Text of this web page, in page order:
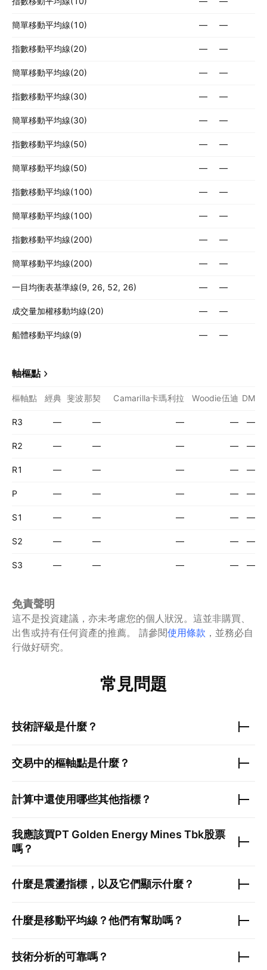
簡單移動平均線(10) — —
指數移動平均線(20) — —
簡單移動平均線(20) — —
指數移動平均線(30) — —
簡單移動平均線(30) — —
指數移動平均線(50) — —
簡單移動平均線(50) — —
指數移動平均線(100) — —
簡單移動平均線(100) — —
指數移動平均線(200) — —
簡單移動平均線(200) — —
一目均衡表基準線(9, 26, 52, 26) — —
成交量加權移動均線(20) — —
船體移動平均線(9) — —
軸樞點
樞軸點 經典 斐波那契 Camarilla卡瑪利拉 Woodie伍迪 DM
R3 — — — — —
R2 — — — — —
R1 — — — — —
P — — — — —
S1 — — — — —
S2 — — — — —
S3 — — — — —
免責聲明
這不是投資建議，亦未考慮您的個人狀況。這並非購買、
出售或持有任何資產的推薦。
請參閱使用條款 ，並務必自
行做好研究。
常見問題
技術評級是什麼？
交易中的樞軸點是什麼？
計算中還使用哪些其他指標？
我應該買PT Golden Energy Mines Tbk股票
嗎？
什麼是震盪指標，以及它們顯示什麼？
什麼是移動平均線？他們有幫助嗎？
技術分析的可靠嗎？